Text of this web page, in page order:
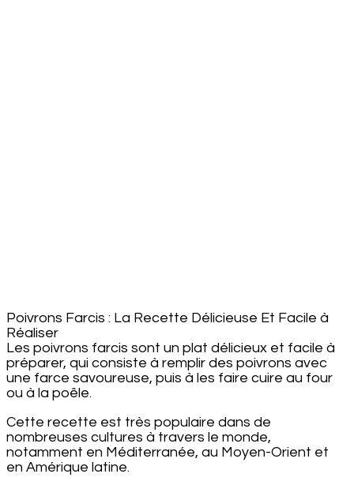
Poivrons Farcis : La Recette Délicieuse Et Facile à
Réaliser
Les poivrons farcis sont un plat délicieux et facile à
préparer, qui consiste à remplir des poivrons avec
une farce savoureuse, puis à les faire cuire au four
ou à la poêle.
Cette recette est très populaire dans de
nombreuses cultures à travers le monde,
notamment en Méditerranée, au Moyen-Orient et
en Amérique latine.